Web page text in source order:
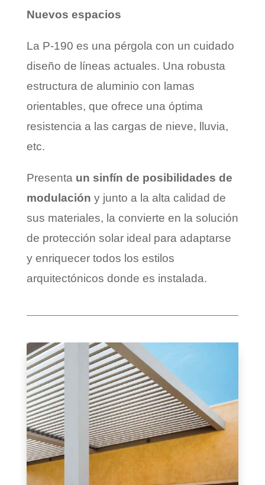
Nuevos espacios
La P-190 es una pérgola con un cuidado
diseño de líneas actuales. Una robusta
estructura de aluminio con lamas
orientables, que ofrece una óptima
resistencia a las cargas de nieve, lluvia,
etc.
Presenta un sinfín de posibilidades de
modulación y junto a la alta calidad de
sus materiales, la convierte en la solución
de protección solar ideal para adaptarse
y enriquecer todos los estilos
arquitectónicos donde es instalada.